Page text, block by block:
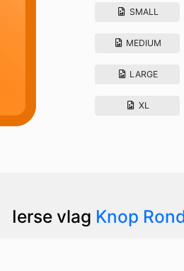
SMALL
MEDIUM
LARGE
XL
Ierse vlag Knop